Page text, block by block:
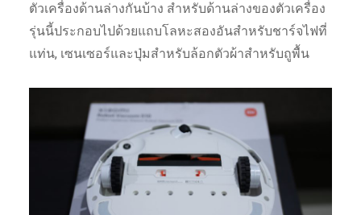
ตัวเครื่องด้านล่างกันบ้าง สำหรับด้านล่างของตัวเครื่อง
รุ่นนี้ประกอบไปด้วยแถบโลหะสองอันสำหรับชาร์จไฟที่
แท่น, เซนเซอร์และปุ่มสำหรับล้อกตัวผ้าสำหรับถูพื้น